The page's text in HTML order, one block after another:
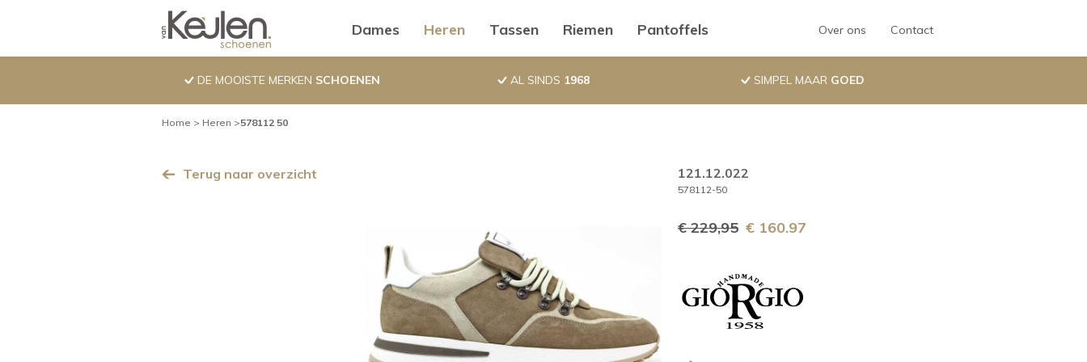
gaan
Dames Heren Tassen Riemen Pantoffels Hoofdnavigatie
Over ons Contact
DE MOOISTE MERKEN SCHOENEN AL SINDS 1968 SIMPEL MAAR GOED
Kruimelpad
Home Heren 578112 50
Terug naar overzicht 121.12.022
578112-50
€ 229,95 € 160.97